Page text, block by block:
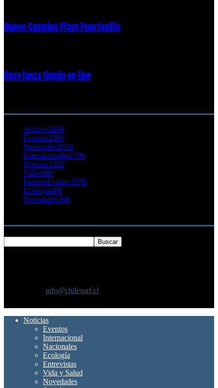
Nuevo Camping Playa Puertecillo
Roxy lanza tienda on line
Archivo2456
Eventos2386
Nacionales2019
Internacionales1709
Noticias1322
Video880
Featured video 2579
Ecología406
Novedades366
info@chilesurf.cl
Noticias
Eventos
Internacional
Nacionales
Ecología
Entrevistas
Vida y Salud
Novedades